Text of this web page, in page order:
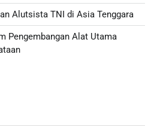
Alutsista TNI di Asia Tenggara
Pengembangan Alat Utama